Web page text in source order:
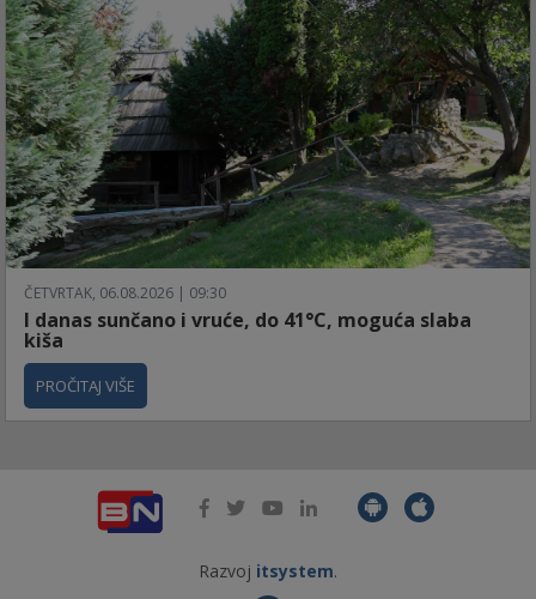
ČETVRTAK, 06.08.2026 | 09:30
I danas sunčano i vruće, do 41°C, moguća slaba
kiša
PROČITAJ VIŠE
Razvoj itsystem.